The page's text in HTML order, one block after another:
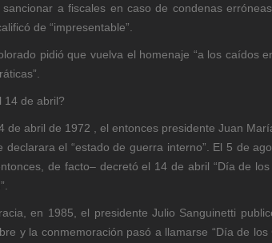
a fiscales en caso de condenas
de “impresentable”.
pidió que vuelva el homenaje “a los caídos
14 de abril?
de abril de 1972 , el entonces presidente Juan
declarara el “estado de guerra interno”. El 5 de
de facto– decretó el 14 de abril “Día de
en 1985, el presidente Julio Sanguinetti
y la conmemoración pasó a llamarse “Día de los